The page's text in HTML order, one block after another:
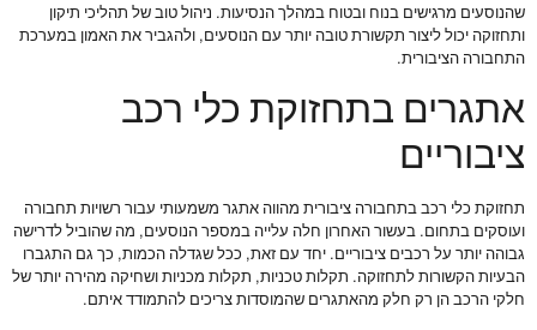
שהנוסעים מרגישים בנוח ובטוח במהלך הנסיעות. ניהול טוב של תהליכי תיקון
ותחזוקה יכול ליצור תקשורת טובה יותר עם הנוסעים, ולהגביר את האמון במערכת
התחבורה הציבורית.
אתגרים בתחזוקת כלי רכב
ציבוריים
תחזוקת כלי רכב בתחבורה ציבורית מהווה אתגר משמעותי עבור רשויות תחבורה
ועוסקים בתחום. בעשור האחרון חלה עלייה במספר הנוסעים, מה שהוביל לדרישה
גבוהה יותר על רכבים ציבוריים. יחד עם זאת, ככל שגדלה הכמות, כך גם התגברו
הבעיות הקשורות לתחזוקה. תקלות טכניות, תקלות מכניות ושחיקה מהירה יותר של
חלקי הרכב הן רק חלק מהאתגרים שהמוסדות צריכים להתמודד איתם.